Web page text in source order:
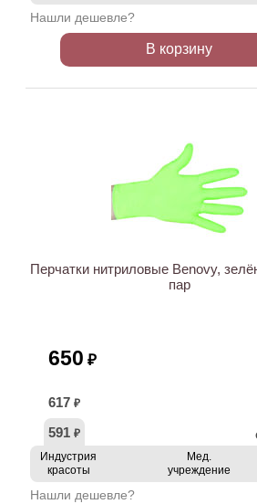
Нашли дешевле?
В корзину
Перчатки нитриловые Benovy,
пар
650 ₽
617 ₽
591 ₽
Индустрия
красоты
Мед.
учреждение
Нашли дешевле?